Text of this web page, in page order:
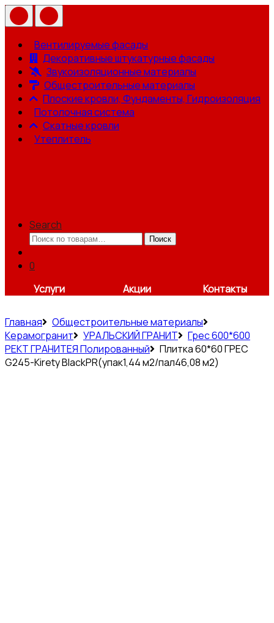
Вентилируемые фасады
Декоративные штукатурные фасады
Звукоизоляционные материалы
Общестроительные материалы
Плоские кровли, Фундаменты, Гидроизоляция
Потолочная система
Скатные кровли
Утеплитель
Search
Искать:
Поиск
0
Услуги
Акции Контакты
Главная
Общестроительные материалы
Керамогранит
УРАЛЬСКИЙ ГРАНИТ
Грес 600*600
РЕКТ ГРАНИТЕЯ Полированный
Плитка 60*60 ГРЕС
G245-Kirety BlackPR(упак1,44 м2/пал46,08 м2)